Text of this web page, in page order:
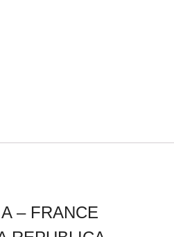
– FRANCE